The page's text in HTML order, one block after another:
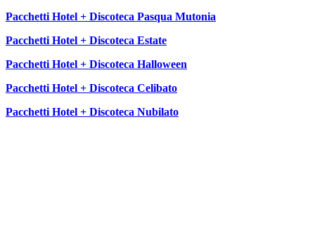
Pacchetti Hotel + Discoteca Pasqua Mutonia
Pacchetti Hotel + Discoteca Estate
Pacchetti Hotel + Discoteca Halloween
Pacchetti Hotel + Discoteca Celibato
Pacchetti Hotel + Discoteca Nubilato